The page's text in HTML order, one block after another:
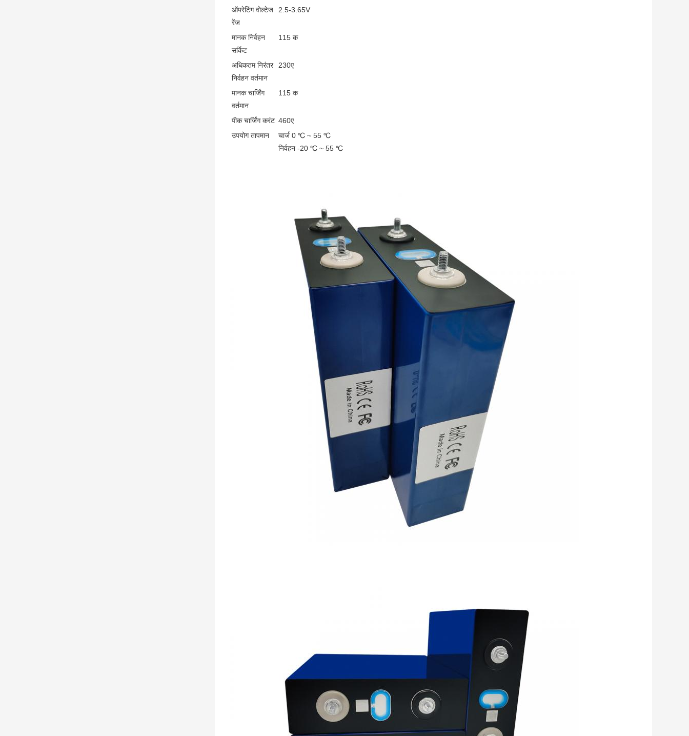
ऑपरेटिंग वोल्टेज
रेंज
2.5-3.65V
मानक निर्वहन
सर्किट
115 क
अधिकतम निरंतर
निर्वहन वर्तमान
230ए
मानक चार्जिंग
वर्तमान
115 क
पीक चार्जिंग करंट 460ए
उपयोग तापमान
चार्ज 0 ℃ ~ 55 ℃
निर्वहन -20 ℃ ~ 55 ℃